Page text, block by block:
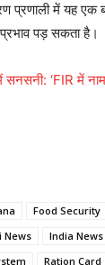
प्रणाली में यह एक
पड़ सकता है।
सनसनी: ‘FIR में
Food Security
News India News
Ration Card